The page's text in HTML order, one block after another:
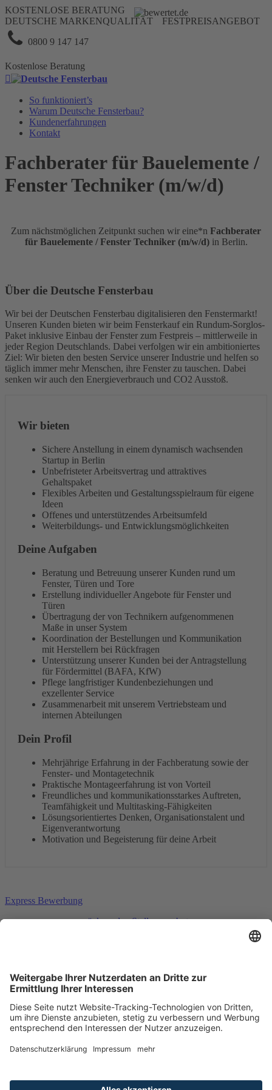
KOSTENLOSE BERATUNG
DEUTSCHE MARKENQUALITÄT
FESTPREISANGEBOT
0800 9 147 147
Kostenlose Beratung

So funktioniert’s
Warum Deutsche Fensterbau?
Kundenerfahrungen
Kontakt
Fachberater für Bauelemente /
Fenster Techniker (m/w/d)
Zum nächstmöglichen Zeitpunkt suchen wir eine*n Fachberater
für Bauelemente / Fenster Techniker (m/w/d)in Berlin.
Über die Deutsche Fensterbau
Wir bei der Deutschen Fensterbau digitalisieren den Fenstermarkt!
Unseren Kunden bieten wir beim Fensterkauf ein Rundum-Sorglos-
Paket inklusive Einbau der Fenster zum Festpreis – mittlerweile in
jeder Region Deutschlands. Dabei verfolgen wir ein ambitioniertes
Ziel: Wir bieten den besten Service unserer Industrie und helfen so
täglich immer mehr Menschen, ihre Fenster zu tauschen. Dabei
senken wir auch den Energieverbrauch und CO2 Ausstoß.
Wir bieten
Sichere Anstellung in einem dynamisch wachsenden
Startup in Berlin
Unbefristeter Arbeitsvertrag und attraktives
Gehaltspaket
Flexibles Arbeiten und Gestaltungsspielraum für eigene
Ideen
Offenes und unterstützendes Arbeitsumfeld
Weiterbildungs- und Entwicklungsmöglichkeiten
Deine Aufgaben
Beratung und Betreuung unserer Kunden rund um
Fenster, Türen und Tore
Erstellung individueller Angebote für Fenster und
Türen
Übertragung der von Technikern aufgenommenen
Maße in unser System
Koordination der Bestellungen und Kommunikation
mit Herstellern bei Rückfragen
Unterstützung unserer Kunden bei der Antragstellung
für Fördermittel (BAFA, KfW)
Pflege langfristiger Kundenbeziehungen und
exzellenter Service
Zusammenarbeit mit unserem Vertriebsteam und
internen Abteilungen
Dein Profil
Mehrjährige Erfahrung in der Fachberatung sowie der
Fenster- und Montagetechnik
Praktische Montageerfahrung ist von Vorteil
Freundliches und kommunikationsstarkes Auftreten,
Teamfähigkeit und Multitasking-Fähigkeiten
Lösungsorientiertes Denken, Organisationstalent und
Eigenverantwortung
Motivation und Begeisterung für deine Arbeit
Express Bewerbung
zurück zu den Stellenangeboten
Datenschutz
AGB
Interessante Themen
Ratgeber-Blog
Service vor Ort